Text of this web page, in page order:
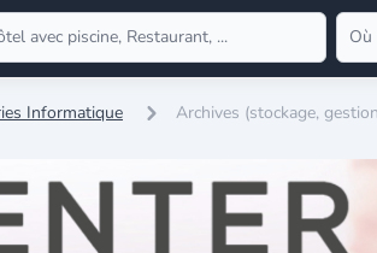
Informatique Archives (stockage,